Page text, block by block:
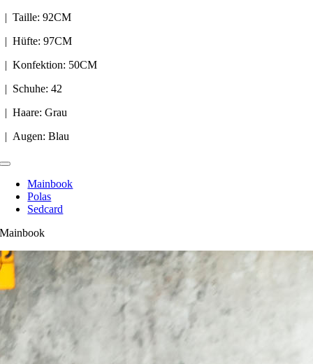
| Taille: 92CM
| Hüfte: 97CM
| Konfektion: 50CM
| Schuhe: 42
| Haare: Grau
| Augen: Blau
Toggle
NavigationMainbook
Polas
Sedcard
Mainbook